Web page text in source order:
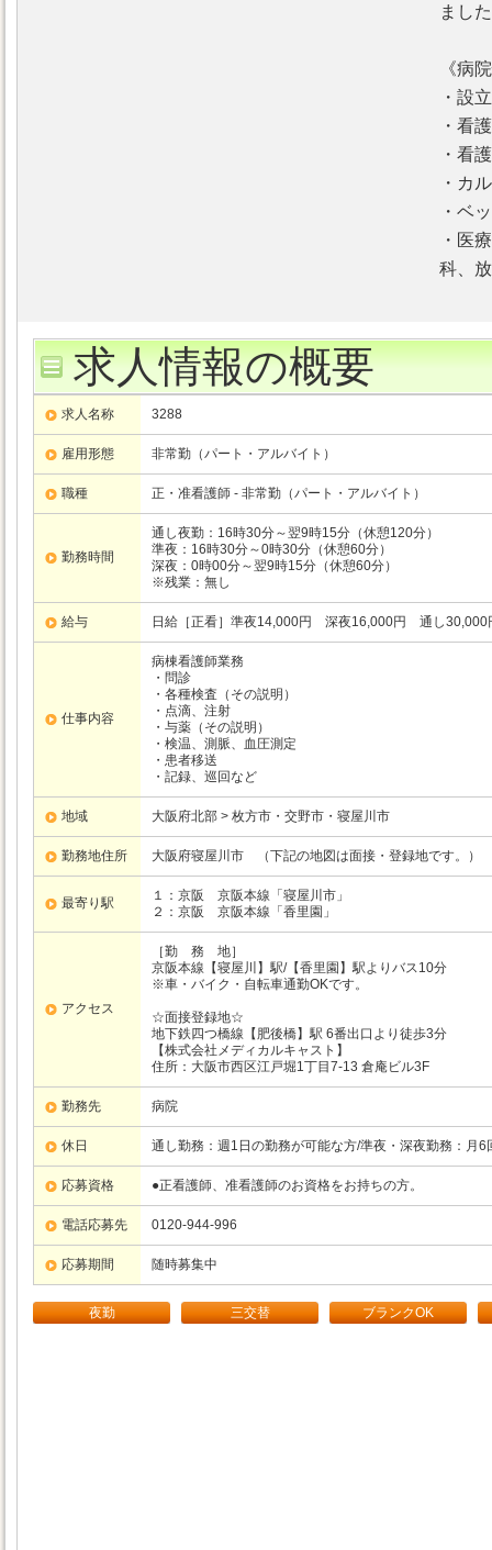
まし
《病
・設
・看
・看
・カ
・ベ
・医
科、
求人情報の概要
求人名称 3288
雇用形態 非常勤（パート・アルバイト）
職種 正・准看護師 - 非常勤（パート・アルバイト）
勤務時間
通し夜勤：16時30分～翌9時15分（休憩120分）
準夜：16時30分～0時30分（休憩60分）
深夜：0時00分～翌9時15分（休憩60分）
※残業：無し
給与 日給［正看］準夜14,000円 深夜16,000円 通し
仕事内容
病棟看護師業務
・問診
・各種検査（その説明）
・点滴、注射
・与薬（その説明）
・検温、測脈、血圧測定
・患者移送
・記録、巡回など
地域 大阪府北部 > 枚方市・交野市・寝屋川市
勤務地住所 大阪府寝屋川市 （下記の地図は面接・登録地です。）
最寄り駅 １：京阪 京阪本線 「寝屋川市」
２：京阪
京阪本線 「香里園」
アクセス
［勤 務 地］
京阪本線【寝屋川】駅/【香里園】駅よりバス10分
※車・バイク・自転車通勤OKです。
☆面接登録地☆
地下鉄四つ橋線【肥後橋】駅 6番出口より徒歩3分
【株式会社メディカルキャスト】
住所：大阪市西区江戸堀1丁目7-13 倉庵ビル3F
勤務先 病院
休日 通し勤務：週1日の勤務が可能な方/準夜・深夜勤務：月
応募資格 ●正看護師、准看護師のお資格をお持ちの方。
電話応募先 0120-944-996
応募期間 随時募集中
夜勤 三交替 ブランクOK